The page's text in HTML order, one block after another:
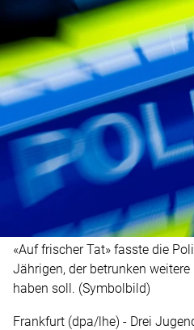
«Auf frischer Tat» fasste die
Jährigen, der betrunken
haben soll. (Symbolbild)
Frankfurt (dpa/lhe) - Drei